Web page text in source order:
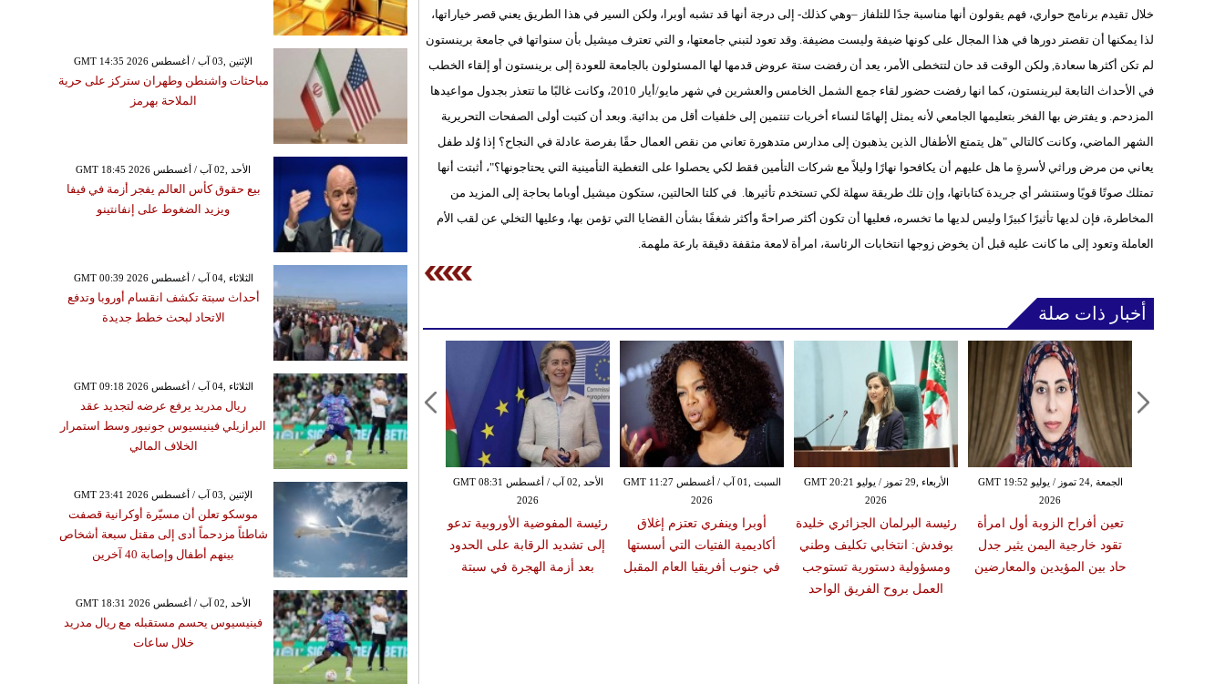
خلال تقيدم برنامج حواري، فهم يقولون أنها مناسبة جدًا للتلفاز –وهي كذلك- إلى درجة أنها قد تشبه أوبرا، ولكن السير في هذا الطريق يعني قصر خياراتها،
لذا يمكنها أن تقصتر دورها في هذا المجال على كونها ضيفة وليست مضيفة. وقد تعود لتبني جامعتها، و التي تعترف ميشيل بأن سنواتها في جامعة برينستون
لم تكن أكثرها سعادة, ولكن الوقت قد حان لتتخطى الأمر، يعد أن رفضت ستة عروض قدمها لها المسئولون بالجامعة للعودة إلى برينستون أو إلقاء الخطب
في الأحداث التابعة لبرينستون، كما انها رفضت حضور لقاء جمع الشمل الخامس والعشرين في شهر مايو/أيار 2010، وكانت غالبًا ما تتعذر بجدول مواعيدها
المزدحم. و يفترض بها الفخر بتعليمها الجامعي لأنه يمثل إلهامًا لنساء أخريات تنتمين إلى خلفيات أقل من بدائية. وبعد أن كتبت أولى الصفحات التحريرية
الشهر الماضي، وكانت كالتالي "هل يتمتع الأطفال الذين يذهبون إلى مدارس متدهورة تعاني من نقص العمال حقًا بفرصة عادلة في النجاح؟ إذا وُلد طفل
يعاني من مرض وراثي لأسرةٍ ما هل عليهم أن يكافحوا نهارًا وليلاً مع شركات التأمين فقط لكي يحصلوا على التغطية التأمينية التي يحتاجونها؟"، أثبتت أنها
تمتلك صوتًا قويًا وستنشر أي جريدة كتاباتها، وإن تلك طريقة سهلة لكي تستخدم تأثيرها. في كلتا الحالتين، ستكون ميشيل أوباما بحاجة إلى المزيد من
المخاطرة، فإن لديها تأثيرًا كبيرًا وليس لديها ما تخسره، فعليها أن تكون أكثر صراحةً وأكثر شغفًا بشأن القضايا التي تؤمن بها، وعليها التخلي عن لقب الأم
العاملة وتعود إلى ما كانت عليه قبل أن يخوض زوجها انتخابات الرئاسة، امرأة لامعة مثقفة دقيقة بارعة ملهمة.
أخبار ذات صلة
الإثنين ,03 آب / أغسطس GMT 06:00
2026
وفاة لاعبة كرة القدم المغربية
فاتن بن عمر العزيزي أثناء
محاولة الهجرة سباحةً إلى سبتة
الأحد ,02 آب / أغسطس GMT 08:31
2026
رئيسة المفوضية الأوروبية تدعو
إلى تشديد الرقابة على الحدود
بعد أزمة الهجرة في سبتة
السبت ,01 آب / أغسطس GMT 11:27
2026
أوبرا وينفري تعتزم إغلاق
أكاديمية الفتيات التي أسستها
في جنوب أفريقيا العام المقبل
الأربعاء ,29 تموز / يوليو GMT 20:21
2026
رئيسة البرلمان الجزائري خليدة
بوفدش: انتخابي تكليف وطني
ومسؤولية دستورية تستوجب
العمل بروح الفريق الواحد
الجمعة ,24 تموز / يوليو GMT 19:52
2026
تعين أفراح الزوبة أول امرأة
تقود خارجية اليمن يثير جدل
حاد بين المؤيدين والمعارضين
GMT 14:35 2026 الإثنين ,03 آب / أغسطس
مباحثات واشنطن وطهران ستركز على حرية
الملاحة بهرمز
GMT 18:45 2026 الأحد ,02 آب / أغسطس
بيع حقوق كأس العالم يفجر أزمة في فيفا
ويزيد الضغوط على إنفانتينو
GMT 00:39 2026 الثلاثاء ,04 آب / أغسطس
أحداث سبتة تكشف انقسام أوروبا وتدفع
الاتحاد لبحث خطط جديدة
GMT 09:18 2026 الثلاثاء ,04 آب / أغسطس
ريال مدريد يرفع عرضه لتجديد عقد
البرازيلي فينيسيوس جونيور وسط استمرار
الخلاف المالي
GMT 23:41 2026 الإثنين ,03 آب / أغسطس
موسكو تعلن أن مسيّرة أوكرانية قصفت
شاطئاً مزدحماً أدى إلى مقتل سبعة أشخاص
بينهم أطفال وإصابة 40 آخرين
GMT 18:31 2026 الأحد ,02 آب / أغسطس
فينيسيوس يحسم مستقبله مع ريال مدريد
خلال ساعات